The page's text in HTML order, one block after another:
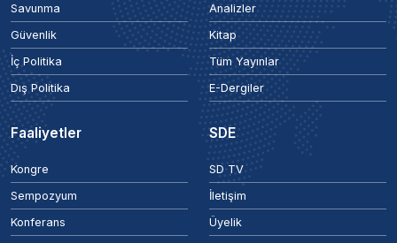
Savunma
Güvenlik
İç Politika
Dış Politika
Analizler
Kitap
Tüm Yayınlar
E-Dergiler
Faaliyetler
Kongre
Sempozyum
Konferans
SDE
SD TV
İletişim
Üyelik